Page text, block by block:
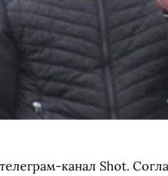
канал Shot.